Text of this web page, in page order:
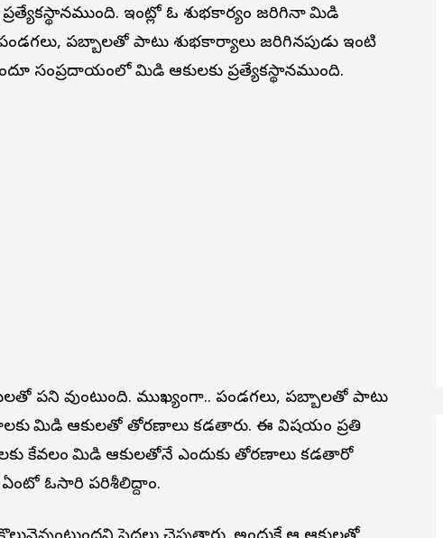
ఇంట్లో ఓ శుభకార్యం జరిగినా మామిడి
పబ్బాలతో పాటు శుభకార్యాలు జరిగినపుడు ఇంటి
సంప్రదాయంలో మామిడి ఆకులకు ప్రత్యేకస్థానముంది.
పని వుంటుంది. ముఖ్యంగా.. పండగలు, పబ్బాలతో పాటు
మామిడి ఆకులతో తోరణాలు కడతారు. ఈ విషయం ప్రతి
కేవలం మామిడి ఆకులతోనే ఎందుకు తోరణాలు కడతారో
ఓసారి పరిశీలిద్దాం.